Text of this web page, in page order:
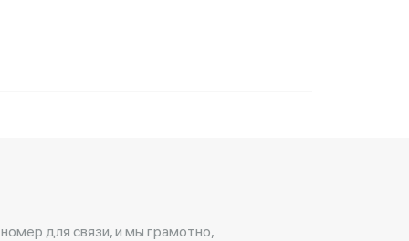
для связи, и мы грамотно,